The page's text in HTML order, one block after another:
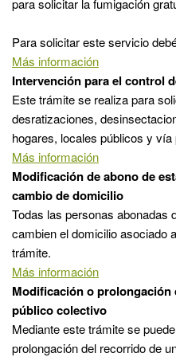
Para solicitar este servicio
Más información
Intervención para el control
Este trámite se realiza para
desratizaciones,
hogares, locales públicos y vía
Más información
Modificación de abono de
cambio de domicilio
Todas las personas abonadas
cambien el domicilio asociado
trámite.
Más información
Modificación o
público colectivo
Mediante este trámite se
prolongación del recorrido de